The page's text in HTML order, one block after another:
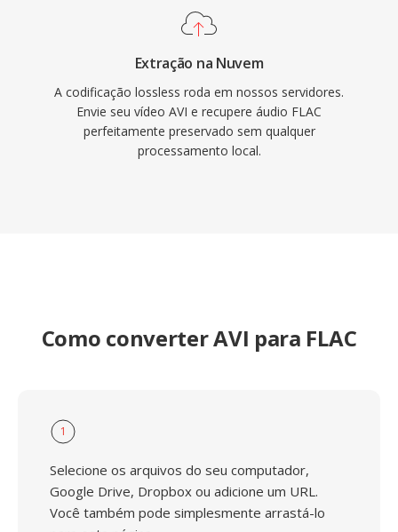
Extração na Nuvem
A codificação lossless roda em nossos servidores.
Envie seu vídeo AVI e recupere áudio FLAC
perfeitamente preservado sem qualquer
processamento local.
Como converter AVI para FLAC
1
Selecione os arquivos do seu computador,
Google Drive, Dropbox ou adicione um URL.
Você também pode simplesmente arrastá-lo